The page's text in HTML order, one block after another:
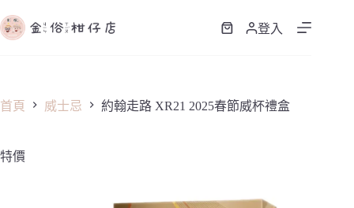
至
容
購
登入
首頁 威士忌 約翰走路 XR21 2025春節威杯禮盒
特價